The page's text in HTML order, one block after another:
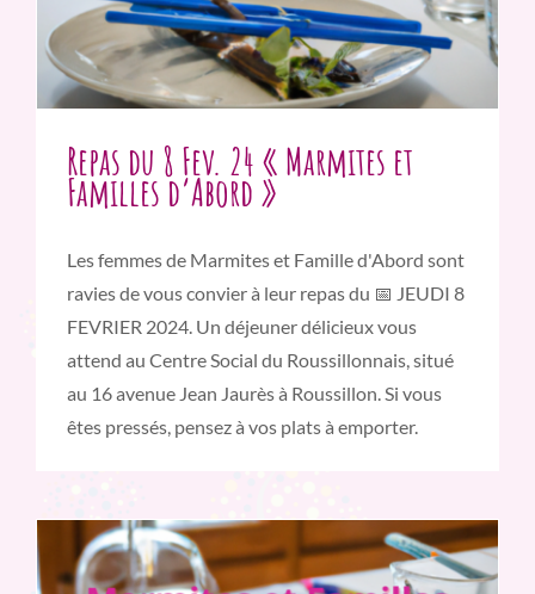
Repas du 8 Fev. 24 « Marmites et
Familles d’Abord »
Les femmes de Marmites et Famille d'Abord sont
ravies de vous convier à leur repas du 📅 JEUDI 8
FEVRIER 2024. Un déjeuner délicieux vous
attend au Centre Social du Roussillonnais, situé
au 16 avenue Jean Jaurès à Roussillon. Si vous
êtes pressés, pensez à vos plats à emporter.